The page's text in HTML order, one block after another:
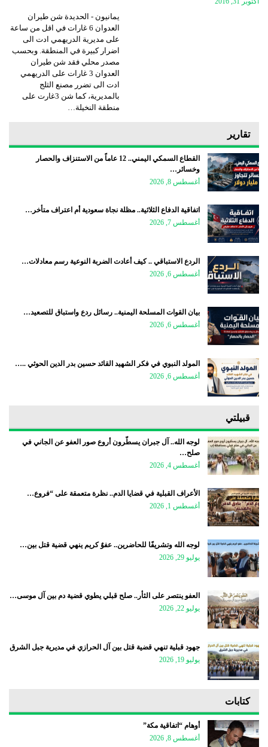
يمانيون - الحديدة شن طيران
العدوان 6 غارات في اقل من ساعة
على مديرية الدريهمي ادت الى
اضرار كبيرة في المنطقة. وبحسب
مصدر محلي فقد شن طيران
العدوان 3 غارات على الدريهمي
ادت الى تضرر مصنع الثلج
بالمديرية، كما شن 3غارت على
منطقة النخيلة…
تقارير
القطاع السمكي اليمني.. 12 عاماً من الاستنزاف والحصار
وخسائر…
أغسطس 8, 2026
اتفاقية الدفاع الثلاثية.. مظلة نجاة سعودية أم اعتراف متأخر…
أغسطس 7, 2026
الردع الاستباقي .. كيف أعادت الضربة النوعية رسم معادلات…
أغسطس 6, 2026
بيان القوات المسلحة اليمنية.. رسائل ردع واستباق للتصعيد…
أغسطس 6, 2026
المولد النبوي في فكر الشهيد القائد حسين بدر الدين الحوثي ..…
أغسطس 6, 2026
قبيلتي
لوجه الله.. آل جبران يسطّرون أروع صور العفو عن الجاني في
صلح…
أغسطس 4, 2026
الأعراف القبلية في قضايا الدم.. نظرة متعمقة على “فروع…
أغسطس 1, 2026
لوجه الله وتشريفًا للحاضرين.. عفوٌ كريم ينهي قضية قتل بين…
يوليو 29, 2026
العفو ينتصر على الثأر.. صلح قبلي يطوي قضية دم بين آل موسى…
يوليو 22, 2026
جهود قبلية تنهي قضية قتل بين آل الحرازي في مديرية جبل الشرق
يوليو 19, 2026
كتابات
أوهام “اتفاقية مكة”
أغسطس 8, 2026